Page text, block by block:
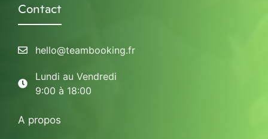
Contact
hello@teambooking.fr
Lundi au Vendredi
9:00 à 18:00
A propos